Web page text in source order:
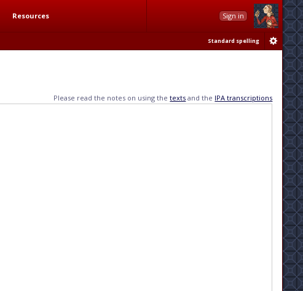
Resources Sign in
Standard spelling
Please read the notes on using thetexts and the IPA transcriptions